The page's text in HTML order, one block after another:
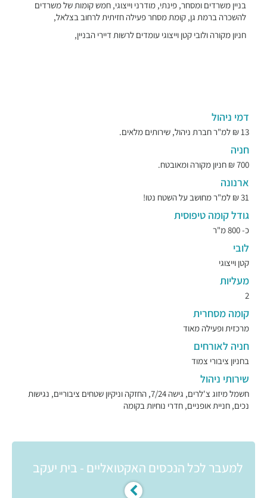
בניין משרדים ומסחר, פינתי, מודרני וייצוגי, חמש קומות של משרדים
להשכרה ברמת גן, קומת מסחר פעילה חזיתית לרחוב בצלאל,
חניון מקורה ולובי קטן וייצוגי עומדים לרשות דיירי הבניין,
דמי ניהול
13 ₪ למ"ר חברת ניהול, שירותים מלאים.
חניה
700 ₪ חניון מקורה ומאובטח.
ארנונה
31 ₪ למ"ר מחושב על השטח נטו!
גודל קומה טיפוסית
כ- 800 מ"ר
לובי
קטן וייצוגי
מעליות
2
קומה מסחרית
מרכזית ופעילה מאוד
חניה לאורחים
בחניון ציבורי צמוד
שירותי ניהול
חשמל מיזוג צ'לרים, גישה 7/24, החזקה וניקיון שטחים ציבוריים, נגישות
נכים, חניית אופניים, חדרי נוחיות בקומה
למעבר לכל הנכסים האקטואליים - בית יעקב